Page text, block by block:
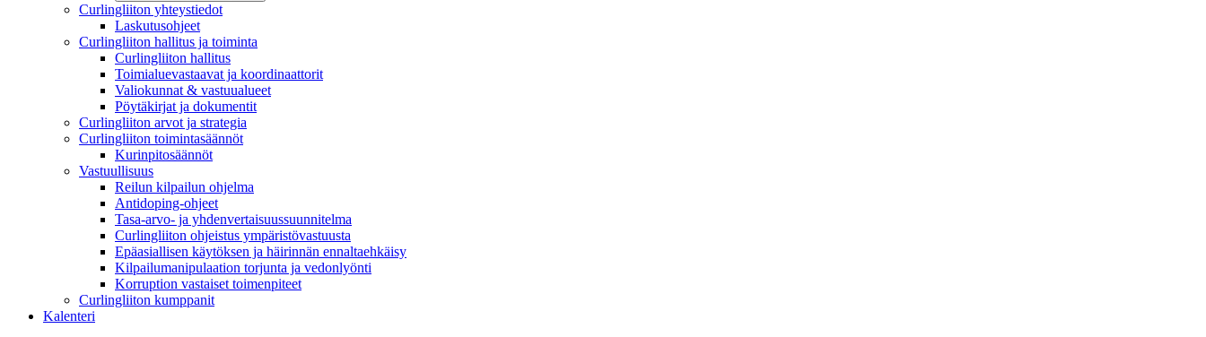
Curlingliiton yhteystiedot
Laskutusohjeet
Curlingliiton hallitus ja toiminta
Curlingliiton hallitus
Toimialuevastaavat ja koordinaattorit
Valiokunnat & vastuualueet
Pöytäkirjat ja dokumentit
Curlingliiton arvot ja strategia
Curlingliiton toimintasäännöt
Kurinpitosäännöt
Vastuullisuus
Reilun kilpailun ohjelma
Antidoping-ohjeet
Tasa-arvo- ja yhdenvertaisuussuunnitelma
Curlingliiton ohjeistus ympäristövastuusta
Epäasiallisen käytöksen ja häirinnän ennaltaehkäisy
Kilpailumanipulaation torjunta ja vedonlyönti
Korruption vastaiset toimenpiteet
Curlingliiton kumppanit
Kalenteri